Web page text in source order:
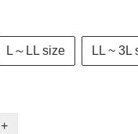
L～LL size LL ~ 3L
+